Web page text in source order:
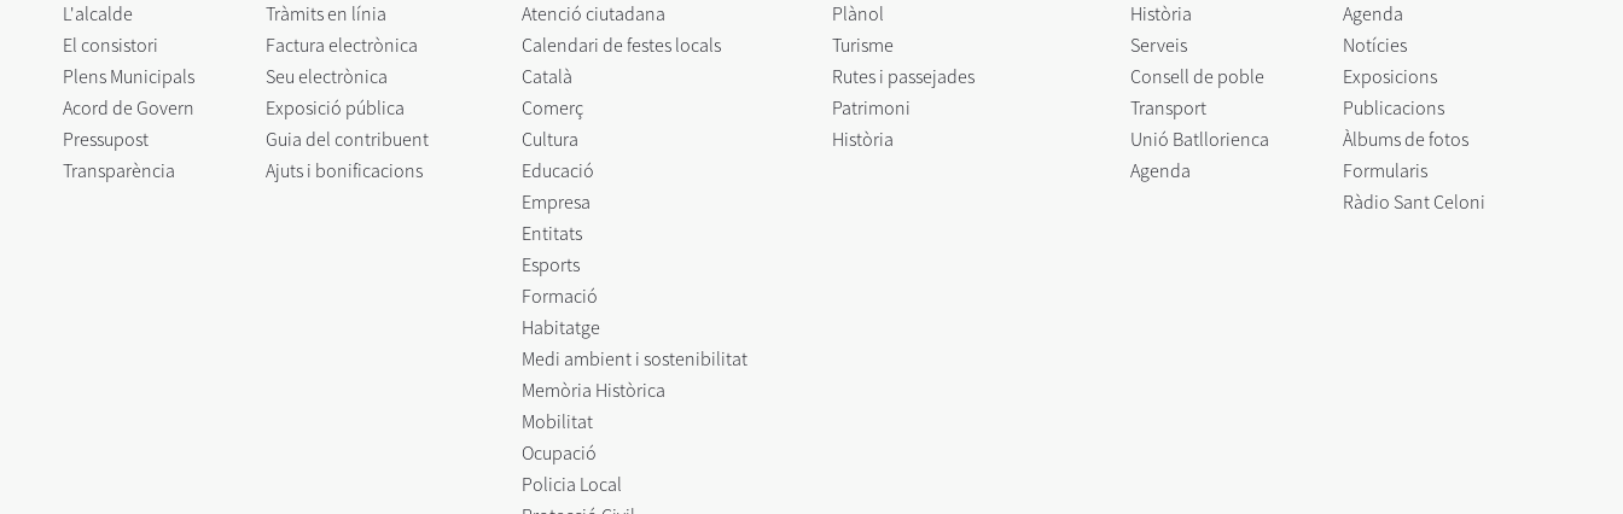
L'alcalde
El consistori
Plens Municipals
Acord de Govern
Pressupost
Transparència
Tràmits en línia
Factura electrònica
Seu electrònica
Exposició pública
Guia del contribuent
Ajuts i bonificacions
Atenció ciutadana
Calendari de festes locals
Català
Comerç
Cultura
Educació
Empresa
Entitats
Esports
Formació
Habitatge
Medi ambient i sostenibilitat
Memòria Històrica
Mobilitat
Ocupació
Policia Local
Plànol
Turisme
Rutes i passejades
Patrimoni
Història
Història
Serveis
Consell de poble
Transport
Unió Batllorienca
Agenda
Agenda
Notícies
Exposicions
Publicacions
Àlbums de fotos
Formularis
Ràdio Sant Celoni